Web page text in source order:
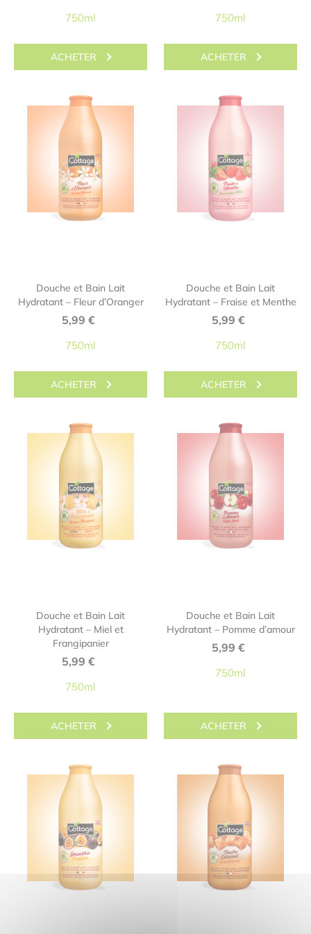
750ml
ACHETER
750ml
ACHETER
Douche et Bain Lait
Hydratant – Fleur d’Oranger
5,99 €
750ml
ACHETER
Douche et Bain Lait
Hydratant – Fraise et Menthe
5,99 €
750ml
ACHETER
Douche et Bain Lait
Hydratant – Miel et
Frangipanier
5,99 €
750ml
ACHETER
Douche et Bain Lait
Hydratant – Pomme d’amour
5,99 €
750ml
ACHETER